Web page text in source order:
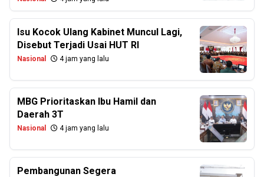
Isu Kocok Ulang Kabinet Muncul Lagi,
Disebut Terjadi Usai HUT RI
Nasional 4 jam yang lalu
MBG Prioritaskan Ibu Hamil dan
Daerah 3T
Nasional 4 jam yang lalu
Pembangunan Segera